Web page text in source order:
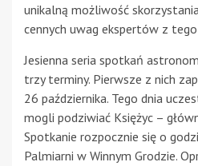
unikalną możliwość
cennych uwag ekspertów z tego
Jesienna seria spotkań
trzy terminy. Pierwsze z nich
26 października. Tego dnia
mogli podziwiać Księżyc –
Spotkanie rozpocznie się o
Palmiarni w Winnym Grodzie.